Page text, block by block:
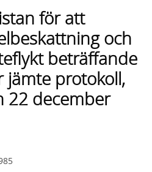
för att
och
beträffande
jämte protokoll,
22 december